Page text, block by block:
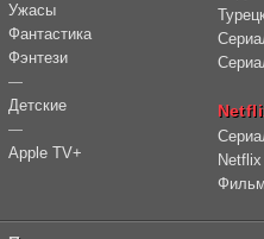
Ужасы
Фантастика
Фэнтези
—
Детские
—
Apple TV+
Netflix